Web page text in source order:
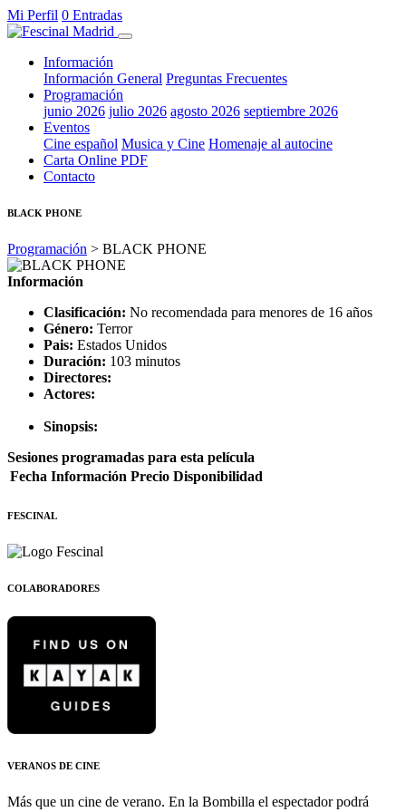
Mi Perfil 0 Entradas
Información
Información General Preguntas Frecuentes
Programación
junio 2026 julio 2026 agosto 2026 septiembre 2026
Eventos
Cine español Musica y Cine Homenaje al autocine
Carta Online PDF
Contacto
BLACK PHONE
Programación > BLACK PHONE
Información
Clasificación: No recomendada para menores de 16 años
Género: Terror
Pais: Estados Unidos
Duración: 103 minutos
Directores:
Actores:
Sinopsis:
Sesiones programadas para esta película
Fecha Información Precio Disponibilidad
FESCINAL
COLABORADORES
VERANOS DE CINE
Más que un cine de verano. En la Bombilla el espectador podrá